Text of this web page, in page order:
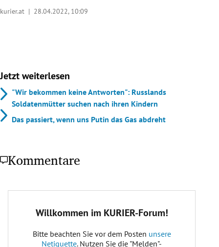
kurier.at | 28.04.2022, 10:09
Jetzt weiterlesen
"Wir bekommen keine Antworten": Russlands
Soldatenmütter suchen nach ihren Kindern
Das passiert, wenn uns Putin das Gas abdreht
Kommentare